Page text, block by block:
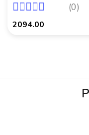
(0)
2094.00